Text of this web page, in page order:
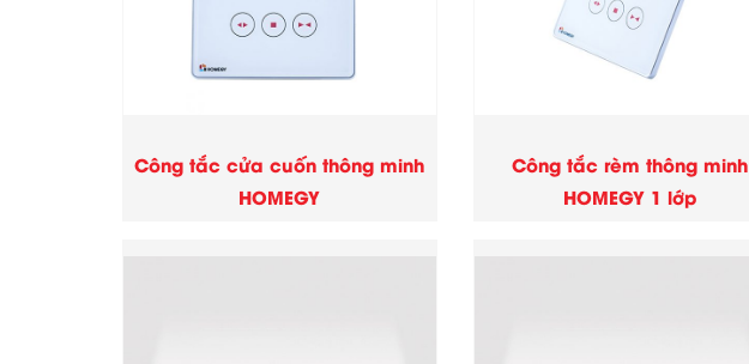
Công tắc cửa cuốn thông minh
HOMEGY
Công tắc rèm thông minh
HOMEGY 1 lớp